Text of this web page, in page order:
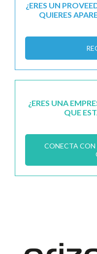
¿ERES UN
QUIERES
¿ERES UNA
QUE
CONECTA CON